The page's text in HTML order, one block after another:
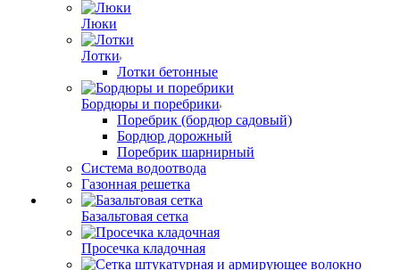
Люки
Лотки
Лотки бетонные
Бордюры и поребрики
Поребрик (бордюр садовый)
Бордюр дорожный
Поребрик шарнирный
Система водоотвода
Газонная решетка
Базальтовая сетка
Просечка кладочная